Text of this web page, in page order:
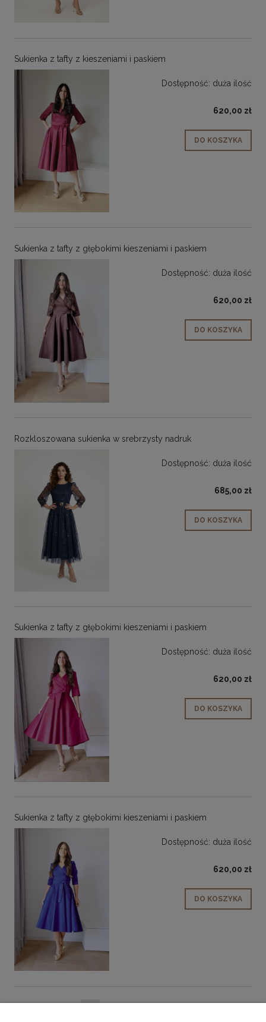
Sukienka z tafty z kieszeniami i paskiem
Dostępność: duża ilość
620,00 zł
DO KOSZYKA
Sukienka z tafty z głębokimi kieszeniami i paskiem
Dostępność: duża ilość
620,00 zł
DO KOSZYKA
Rozkloszowana sukienka w srebrzysty nadruk
Dostępność: duża ilość
685,00 zł
DO KOSZYKA
Sukienka z tafty z głębokimi kieszeniami i paskiem
Dostępność: duża ilość
620,00 zł
DO KOSZYKA
Sukienka z tafty z głębokimi kieszeniami i paskiem
Dostępność: duża ilość
620,00 zł
DO KOSZYKA